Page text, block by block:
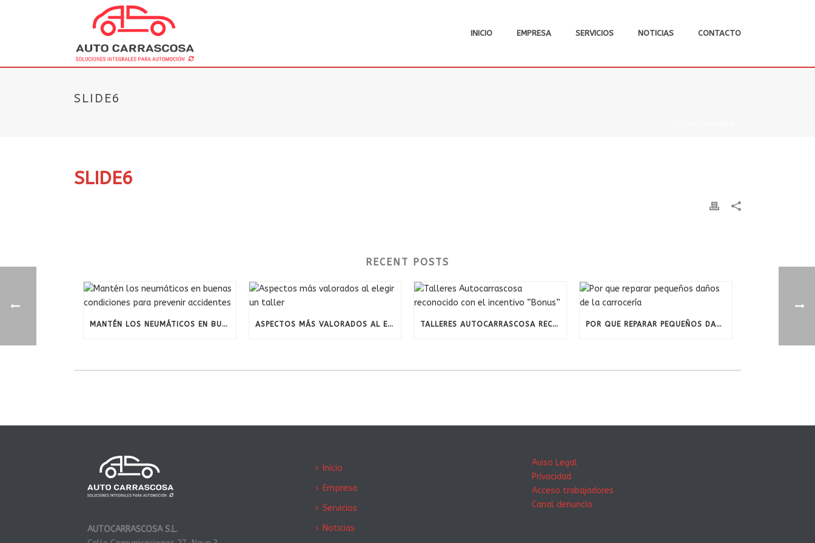
INICIO EMPRESA SERVICIOS NOTICIAS CONTACTO
SLIDE6
SLIDE6
RECENT POSTS
MANTÉN LOS NEUMÁTICOS EN BUENAS CONDICIONES PARA PREVENIR ACCIDENTES ASPECTOS MÁS VALORADOS AL ELEGIR UN TALLER TALLERES AUTOCARRASCOSA RECONOCIDO CON EL INCENTIVO “BONUS” POR QUE REPARAR PEQUEÑOS DAÑOS DE LA CARROCERÍ­A
AUTOCARRASCOSA S.L.
Inicio
Empresa
Servicios
Noticias
Aviso Legal
Privacidad
Acceso trabajadores
Canal denuncia